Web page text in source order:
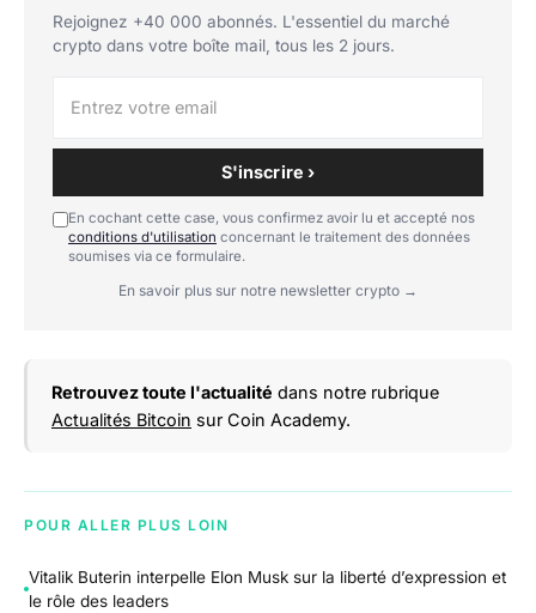
Rejoignez +40 000 abonnés. L'essentiel du marché
crypto dans votre boîte mail, tous les 2 jours.
S'inscrire ›
En cochant cette case, vous confirmez avoir lu et accepté nos
conditions d'utilisation concernant le traitement des données
soumises via ce formulaire.
En savoir plus sur notre newsletter crypto →
Retrouvez toute l'actualité dans notre rubrique
Actualités Bitcoin sur Coin Academy.
POUR ALLER PLUS LOIN
Vitalik Buterin interpelle Elon Musk sur la liberté d’expression et
le rôle des leaders